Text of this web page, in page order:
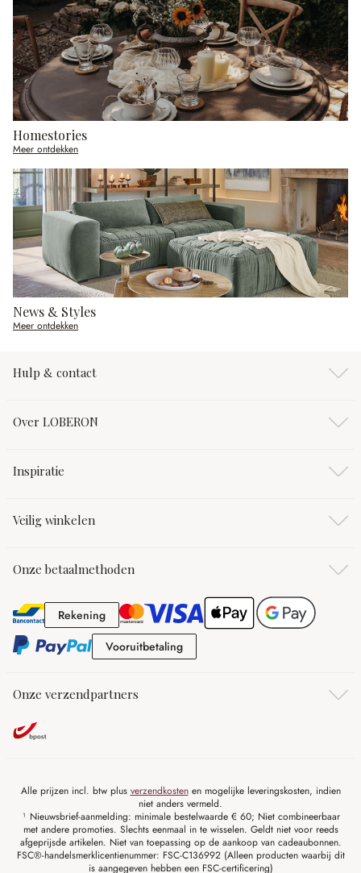
Homestories
Meer ontdekken
News & Styles
Meer ontdekken
Hulp & contact
Over LOBERON
Inspiratie
Veilig winkelen
Onze betaalmethoden
RekeningRekening
VooruitbetalingVooruitbetaling
Onze verzendpartners
Alle prijzen incl. btw plus verzendkostenen mogelijke leveringskosten, indien
niet anders vermeld.
¹ Nieuwsbrief-aanmelding: minimale bestelwaarde € 60; Niet combineerbaar
met andere promoties. Slechts eenmaal in te wisselen. Geldt niet voor reeds
afgeprijsde artikelen. Niet van toepassing op de aankoop van cadeaubonnen.
FSC®-handelsmerklicentienummer: FSC-C136992 (Alleen producten waarbij dit
is aangegeven hebben een FSC-certificering)